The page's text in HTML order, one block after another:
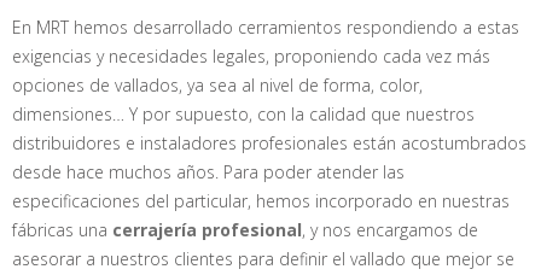
En MRT hemos desarrollado cerramientos respondiendo a estas
exigencias y necesidades legales, proponiendo cada vez más
opciones de vallados, ya sea al nivel de forma, color,
dimensiones… Y por supuesto, con la calidad que nuestros
distribuidores e instaladores profesionales están acostumbrados
desde hace muchos años. Para poder atender las
especificaciones del particular, hemos incorporado en nuestras
fábricas una cerrajería profesional, y nos encargamos de
asesorar a nuestros clientes para definir el vallado que mejor se